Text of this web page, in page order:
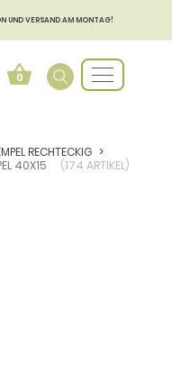
UND VERSAND AM MONTAG!
0
RECHTECKIG
40X15 (174 ARTIKEL)